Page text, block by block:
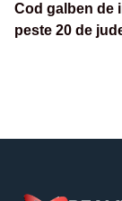
Cod galben de
peste 20 de